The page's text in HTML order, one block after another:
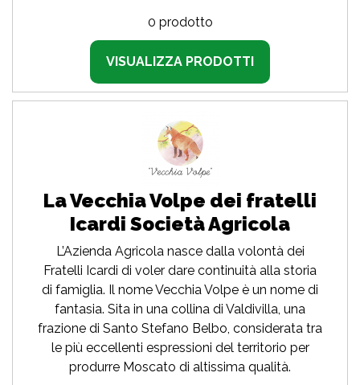
0 prodotto
VISUALIZZA PRODOTTI
La Vecchia Volpe dei fratelli
Icardi Società Agricola
L’Azienda Agricola nasce dalla volontà dei
Fratelli Icardi di voler dare continuità alla storia
di famiglia. Il nome Vecchia Volpe è un nome di
fantasia. Sita in una collina di Valdivilla, una
frazione di Santo Stefano Belbo, considerata tra
le più eccellenti espressioni del territorio per
produrre Moscato di altissima qualità.